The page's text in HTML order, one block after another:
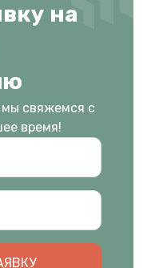
на
свяжемся с
время!